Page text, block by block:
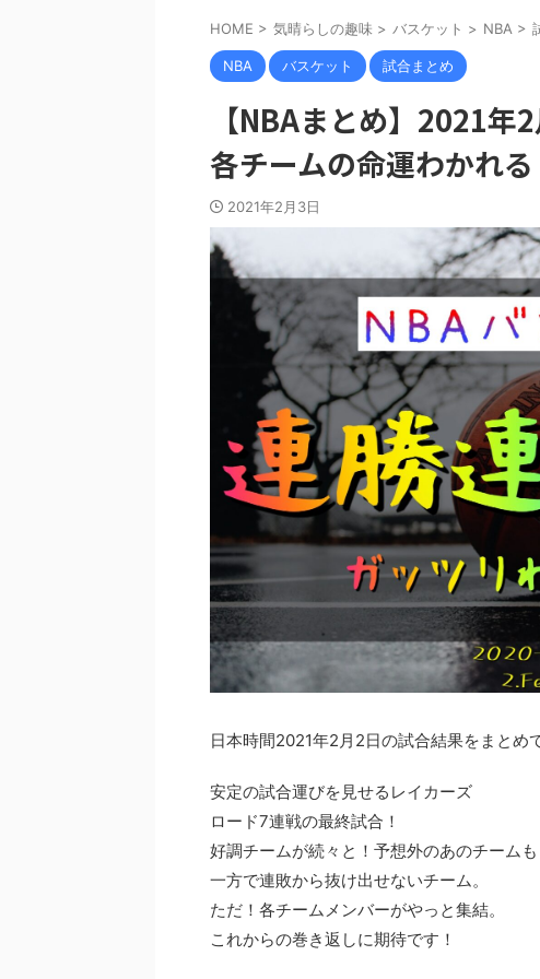
HOME > 気晴らしの趣味 > バスケット > NBA >
NBA バスケット 試合まとめ
【NBAまとめ】2021
各チームの命運わかれる
2021年2月3日
日本時間2021年2月2日の試合結果をまとめ
安定の試合運びを見せるレイカーズ
ロード7連戦の最終試合！
好調チームが続々と！予想外のあのチームも
一方で連敗から抜け出せないチーム。
ただ！各チームメンバーがやっと集結。
これからの巻き返しに期待です！